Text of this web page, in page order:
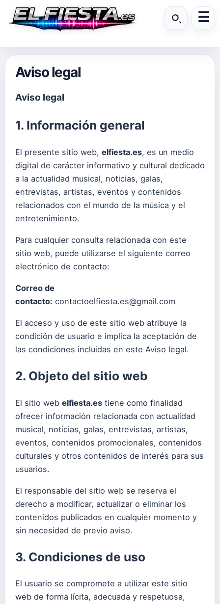
Aviso legal
Aviso legal
1. Información general
El presente sitio web, elfiesta.es, es un medio
digital de carácter informativo y cultural dedicado
a la actualidad musical, noticias, galas,
entrevistas, artistas, eventos y contenidos
relacionados con el mundo de la música y el
entretenimiento.
Para cualquier consulta relacionada con este
sitio web, puede utilizarse el siguiente correo
electrónico de contacto:
Correo de
contacto: contactoelfiesta.es@gmail.com
El acceso y uso de este sitio web atribuye la
condición de usuario e implica la aceptación de
las condiciones incluidas en este Aviso legal.
2. Objeto del sitio web
El sitio web elfiesta.es tiene como finalidad
ofrecer información relacionada con actualidad
musical, noticias, galas, entrevistas, artistas,
eventos, contenidos promocionales, contenidos
culturales y otros contenidos de interés para sus
usuarios.
El responsable del sitio web se reserva el
derecho a modificar, actualizar o eliminar los
contenidos publicados en cualquier momento y
sin necesidad de previo aviso.
3. Condiciones de uso
El usuario se compromete a utilizar este sitio
web de forma lícita, adecuada y respetuosa,